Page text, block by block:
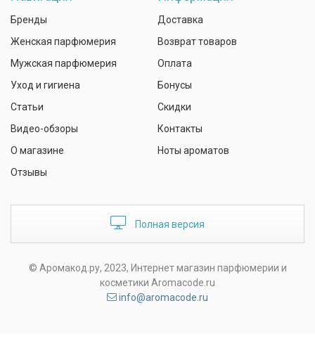
Бренды
Женская парфюмерия
Мужская парфюмерия
Уход и гигиена
Статьи
Видео-обзоры
О магазине
Отзывы
Доставка
Возврат товаров
Оплата
Бонусы
Скидки
Контакты
Ноты ароматов
Полная версия
© Аромакод.ру, 2023, Интернет магазин парфюмерии и
косметики Aromacode.ru
info@aromacode.ru